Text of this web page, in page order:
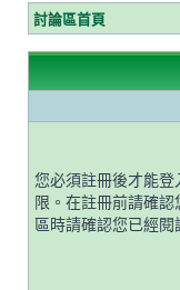
討論區首頁
您必須註冊後才能
限。在註冊前請確
區時請確認您已經閱